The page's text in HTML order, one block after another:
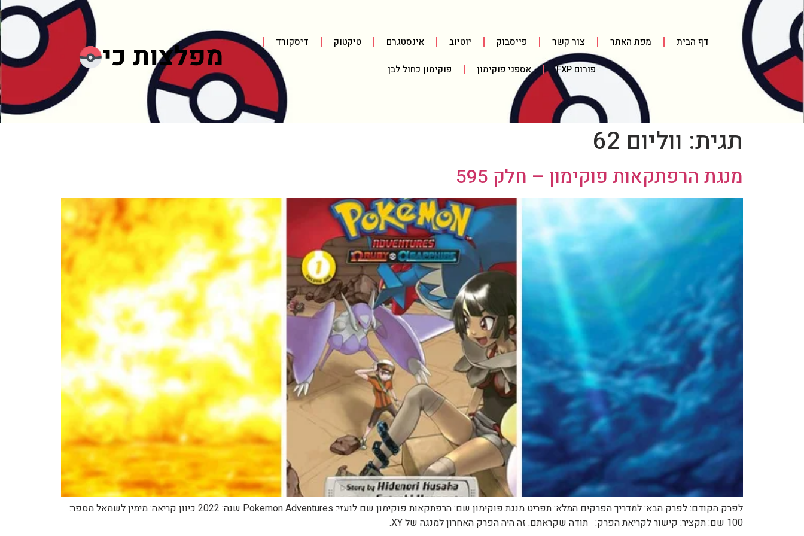
דף הבית מפת האתר צור קשר פייסבוק יוטיוב אינסטגרם טיקטוק דיסקורד
פורום FXP אספני פוקימון פוקימון כחול לבן
תגית: ווליום 62
מנגת הרפתקאות פוקימון – חלק 595
לפרק הקודם: לפרק הבא: למדריך הפרקים המלא: תפריט מנגת פוקימון שם: הרפתקאות פוקימון שם לועזי: Pokemon Adventures שנה: 2022 כיוון קריאה: מימין לשמאל מספר:
100 שם: תקציר: קישור לקריאת הפרק: תודה שקראתם. זה היה הפרק האחרון למנגה של XY.